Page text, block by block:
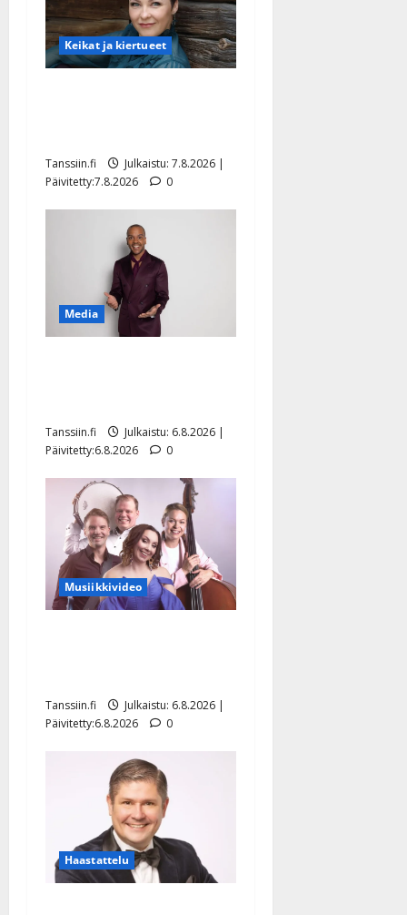
Keikat ja kiertueet
Tanssiin.fi
Julkaistu: 7.8.2026 |
Päivitetty:7.8.2026
0
Media
Tanssiin.fi
Julkaistu: 6.8.2026 |
Päivitetty:6.8.2026
0
Musiikkivideo
Tanssiin.fi
Julkaistu: 6.8.2026 |
Päivitetty:6.8.2026
0
Haastattelu